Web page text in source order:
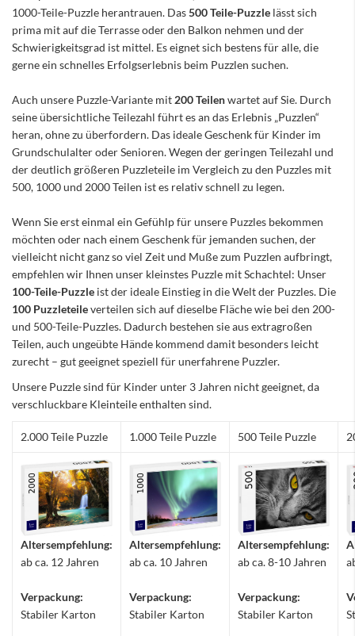
1000-Teile-Puzzle herantrauen. Das500 Teile-Puzzle lässt sich
prima mit auf die Terrasse oder den Balkon nehmen und der
Schwierigkeitsgrad ist mittel. Es eignet sich bestens für alle, die
gerne ein schnelles Erfolgserlebnis beim Puzzlen suchen.
Auch unsere Puzzle-Variante mit 200 Teilenwartet auf Sie. Durch
seine übersichtliche Teilezahl führt es an das Erlebnis „Puzzlen“
heran, ohne zu überfordern. Das ideale Geschenk für Kinder im
Grundschulalter oder Senioren. Wegen der geringen Teilezahl und
der deutlich größeren Puzzleteile im Vergleich zu den Puzzles mit
500, 1000 und 2000 Teilen ist es relativ schnell zu legen.
Wenn Sie erst einmal ein Gefühlp für unsere Puzzles bekommen
möchten oder nach einem Geschenk für jemanden suchen, der
vielleicht nicht ganz so viel Zeit und Muße zum Puzzlen aufbringt,
empfehlen wir Ihnen unser kleinstes Puzzle mit Schachtel: Unser
100-Teile-Puzzle ist der ideale Einstieg in die Welt der Puzzles. Die
100 Puzzleteileverteilen sich auf dieselbe Fläche wie bei den 200-
und 500-Teile-Puzzles. Dadurch bestehen sie aus extragroßen
Teilen, auch ungeübte Hände kommend damit besonders leicht
zurecht – gut geeignet speziell für unerfahrene Puzzler.
Unsere Puzzle sind für Kinder unter 3 Jahren nicht geeignet, da
verschluckbare Kleinteile enthalten sind.
2.000 Teile Puzzle 1.000 Teile Puzzle 500 Teile Puzzle
Altersempfehlung:
ab ca. 12 Jahren
Verpackung:
Stabiler Karton
Altersempfehlung:
ab ca. 10 Jahren
Verpackung:
Stabiler Karton
Altersempfehlung:
ab ca. 8-10 Jahren
Verpackung:
Stabiler Karton